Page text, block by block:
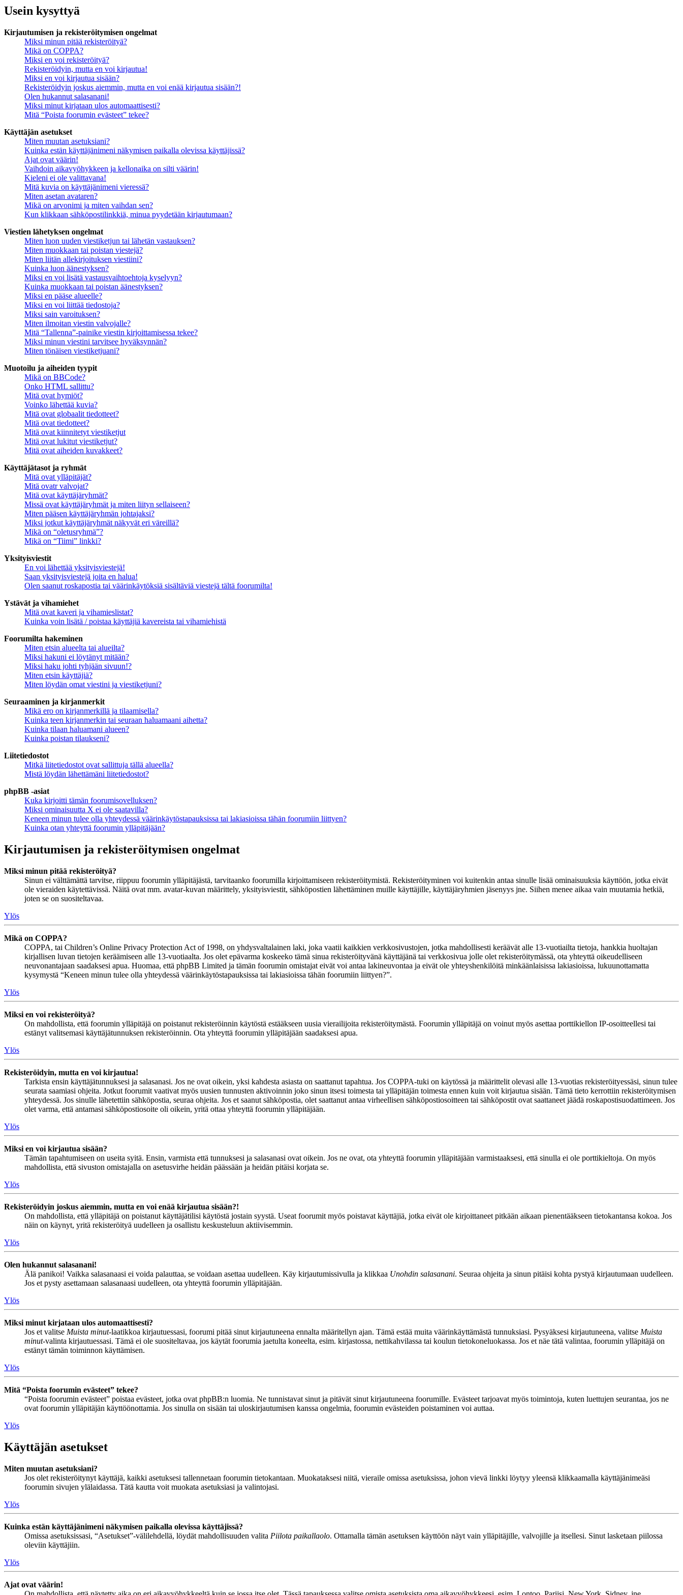
Usein kysyttyä
Kirjautumisen ja rekisteröitymisen ongelmat
Miksi minun pitää rekisteröityä?
Mikä on COPPA?
Miksi en voi rekisteröityä?
Rekisteröidyin, mutta en voi kirjautua!
Miksi en voi kirjautua sisään?
Rekisteröidyin joskus aiemmin, mutta en voi enää kirjautua sisään?!
Olen hukannut salasanani!
Miksi minut kirjataan ulos automaattisesti?
Mitä “Poista foorumin evästeet” tekee?
Käyttäjän asetukset
Miten muutan asetuksiani?
Kuinka estän käyttäjänimeni näkymisen paikalla olevissa käyttäjissä?
Ajat ovat väärin!
Vaihdoin aikavyöhykkeen ja kellonaika on silti väärin!
Kieleni ei ole valittavana!
Mitä kuvia on käyttäjänimeni vieressä?
Miten asetan avataren?
Mikä on arvonimi ja miten vaihdan sen?
Kun klikkaan sähköpostilinkkiä, minua pyydetään kirjautumaan?
Viestien lähetyksen ongelmat
Miten luon uuden viestiketjun tai lähetän vastauksen?
Miten muokkaan tai poistan viestejä?
Miten liitän allekirjoituksen viestiini?
Kuinka luon äänestyksen?
Miksi en voi lisätä vastausvaihtoehtoja kyselyyn?
Kuinka muokkaan tai poistan äänestyksen?
Miksi en pääse alueelle?
Miksi en voi liittää tiedostoja?
Miksi sain varoituksen?
Miten ilmoitan viestin valvojalle?
Mitä “Tallenna”-painike viestin kirjoittamisessa tekee?
Miksi minun viestini tarvitsee hyväksynnän?
Miten tönäisen viestiketjuani?
Muotoilu ja aiheiden tyypit
Mikä on BBCode?
Onko HTML sallittu?
Mitä ovat hymiöt?
Voinko lähettää kuvia?
Mitä ovat globaalit tiedotteet?
Mitä ovat tiedotteet?
Mitä ovat kiinnitetyt viestiketjut
Mitä ovat lukitut viestiketjut?
Mitä ovat aiheiden kuvakkeet?
Käyttäjätasot ja ryhmät
Mitä ovat ylläpitäjät?
Mitä ovatr valvojat?
Mitä ovat käyttäjäryhmät?
Missä ovat käyttäjäryhmät ja miten liityn sellaiseen?
Miten pääsen käyttäjäryhmän johtajaksi?
Miksi jotkut käyttäjäryhmät näkyvät eri väreillä?
Mikä on “oletusryhmä”?
Mikä on “Tiimi” linkki?
Yksityisviestit
En voi lähettää yksityisviestejä!
Saan yksityisviestejä joita en halua!
Olen saanut roskapostia tai väärinkäytöksiä sisältäviä viestejä tältä foorumilta!
Ystävät ja vihamiehet
Mitä ovat kaveri ja vihamieslistat?
Kuinka voin lisätä / poistaa käyttäjiä kavereista tai vihamiehistä
Foorumilta hakeminen
Miten etsin alueelta tai alueilta?
Miksi hakuni ei löytänyt mitään?
Miksi haku johti tyhjään sivuun!?
Miten etsin käyttäjiä?
Miten löydän omat viestini ja viestiketjuni?
Seuraaminen ja kirjanmerkit
Mikä ero on kirjanmerkillä ja tilaamisella?
Kuinka teen kirjanmerkin tai seuraan haluamaani aihetta?
Kuinka tilaan haluamani alueen?
Kuinka poistan tilaukseni?
Liitetiedostot
Mitkä liitetiedostot ovat sallittuja tällä alueella?
Mistä löydän lähettämäni liitetiedostot?
phpBB -asiat
Kuka kirjoitti tämän foorumisovelluksen?
Miksi ominaisuutta X ei ole saatavilla?
Keneen minun tulee olla yhteydessä väärinkäytöstapauksissa tai lakiasioissa tähän foorumiin liittyen?
Kuinka otan yhteyttä foorumin ylläpitäjään?
Kirjautumisen ja rekisteröitymisen ongelmat
Miksi minun pitää rekisteröityä?
Sinun ei välttämättä tarvitse, riippuu foorumin ylläpitäjästä, tarvitaanko foorumilla kirjoittamiseen rekisteröitymistä. Rekisteröityminen voi kuitenkin antaa sinulle lisää ominaisuuksia käyttöön, jotka eivät
ole vieraiden käytettävissä. Näitä ovat mm. avatar-kuvan määrittely, yksityisviestit, sähköpostien lähettäminen muille käyttäjille, käyttäjäryhmien jäsenyys jne. Siihen menee aikaa vain muutamia hetkiä,
joten se on suositeltavaa.
Ylös
Mikä on COPPA?
COPPA, tai Children’s Online Privacy Protection Act of 1998, on yhdysvaltalainen laki, joka vaatii kaikkien verkkosivustojen, jotka mahdollisesti keräävät alle 13-vuotiailta tietoja, hankkia huoltajan
kirjallisen luvan tietojen keräämiseen alle 13-vuotiaalta. Jos olet epävarma koskeeko tämä sinua rekisteröityvänä käyttäjänä tai verkkosivua jolle olet rekisteröitymässä, ota yhteyttä oikeudelliseen
neuvonantajaan saadaksesi apua. Huomaa, että phpBB Limited ja tämän foorumin omistajat eivät voi antaa lakineuvontaa ja eivät ole yhteyshenkilöitä minkäänlaisissa lakiasioissa, lukuunottamatta
kysymystä “Keneen minun tulee olla yhteydessä väärinkäytöstapauksissa tai lakiasioissa tähän foorumiin liittyen?”.
Ylös
Miksi en voi rekisteröityä?
On mahdollista, että foorumin ylläpitäjä on poistanut rekisteröinnin käytöstä estääkseen uusia vierailijoita rekisteröitymästä. Foorumin ylläpitäjä on voinut myös asettaa porttikiellon IP-osoitteellesi tai
estänyt valitsemasi käyttäjätunnuksen rekisteröinnin. Ota yhteyttä foorumin ylläpitäjään saadaksesi apua.
Ylös
Rekisteröidyin, mutta en voi kirjautua!
Tarkista ensin käyttäjätunnuksesi ja salasanasi. Jos ne ovat oikein, yksi kahdesta asiasta on saattanut tapahtua. Jos COPPA-tuki on käytössä ja määrittelit olevasi alle 13-vuotias rekisteröityessäsi, sinun tulee
seurata saamiasi ohjeita. Jotkut foorumit vaativat myös uusien tunnusten aktivoinnin joko sinun itsesi toimesta tai ylläpitäjän toimesta ennen kuin voit kirjautua sisään. Tämä tieto kerrottiin rekisteröitymisen
yhteydessä. Jos sinulle lähetettiin sähköpostia, seuraa ohjeita. Jos et saanut sähköpostia, olet saattanut antaa virheellisen sähköpostiosoitteen tai sähköpostit ovat saattaneet jäädä roskapostisuodattimeen. Jos
olet varma, että antamasi sähköpostiosoite oli oikein, yritä ottaa yhteyttä foorumin ylläpitäjään.
Ylös
Miksi en voi kirjautua sisään?
Tämän tapahtumiseen on useita syitä. Ensin, varmista että tunnuksesi ja salasanasi ovat oikein. Jos ne ovat, ota yhteyttä foorumin ylläpitäjään varmistaaksesi, että sinulla ei ole porttikieltoja. On myös
mahdollista, että sivuston omistajalla on asetusvirhe heidän päässään ja heidän pitäisi korjata se.
Ylös
Rekisteröidyin joskus aiemmin, mutta en voi enää kirjautua sisään?!
On mahdollista, että ylläpitäjä on poistanut käyttäjätilisi käytöstä jostain syystä. Useat foorumit myös poistavat käyttäjiä, jotka eivät ole kirjoittaneet pitkään aikaan pienentääkseen tietokantansa kokoa. Jos
näin on käynyt, yritä rekisteröityä uudelleen ja osallistu keskusteluun aktiivisemmin.
Ylös
Olen hukannut salasanani!
Älä panikoi! Vaikka salasanaasi ei voida palauttaa, se voidaan asettaa uudelleen. Käy kirjautumissivulla ja klikkaa Unohdin salasanani. Seuraa ohjeita ja sinun pitäisi kohta pystyä kirjautumaan uudelleen.
Jos et pysty asettamaan salasanaasi uudelleen, ota yhteyttä foorumin ylläpitäjään.
Ylös
Miksi minut kirjataan ulos automaattisesti?
Jos et valitse Muista minut-laatikkoa kirjautuessasi, foorumi pitää sinut kirjautuneena ennalta määritellyn ajan. Tämä estää muita väärinkäyttämästä tunnuksiasi. Pysyäksesi kirjautuneena, valitse Muista
minut-valinta kirjautuessasi. Tämä ei ole suositeltavaa, jos käytät foorumia jaetulta koneelta, esim. kirjastossa, nettikahvilassa tai koulun tietokoneluokassa. Jos et näe tätä valintaa, foorumin ylläpitäjä on
estänyt tämän toiminnon käyttämisen.
Ylös
Mitä “Poista foorumin evästeet” tekee?
“Poista foorumin evästeet” poistaa evästeet, jotka ovat phpBB:n luomia. Ne tunnistavat sinut ja pitävät sinut kirjautuneena foorumille. Evästeet tarjoavat myös toimintoja, kuten luettujen seurantaa, jos ne
ovat foorumin ylläpitäjän käyttöönottamia. Jos sinulla on sisään tai uloskirjautumisen kanssa ongelmia, foorumin evästeiden poistaminen voi auttaa.
Ylös
Käyttäjän asetukset
Miten muutan asetuksiani?
Jos olet rekisteröitynyt käyttäjä, kaikki asetuksesi tallennetaan foorumin tietokantaan. Muokataksesi niitä, vieraile omissa asetuksissa, johon vievä linkki löytyy yleensä klikkaamalla käyttäjänimeäsi
foorumin sivujen ylälaidassa. Tätä kautta voit muokata asetuksiasi ja valintojasi.
Ylös
Kuinka estän käyttäjänimeni näkymisen paikalla olevissa käyttäjissä?
Omissa asetuksissasi, “Asetukset”-välilehdellä, löydät mahdollisuuden valita Piilota paikallaolo. Ottamalla tämän asetuksen käyttöön näyt vain ylläpitäjille, valvojille ja itsellesi. Sinut lasketaan piilossa
oleviin käyttäjiin.
Ylös
Ajat ovat väärin!